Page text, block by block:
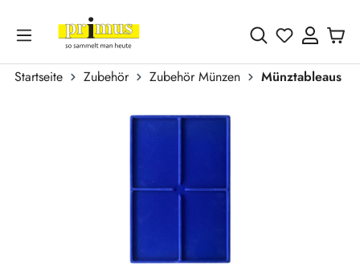
Zum Hauptinhalt springen
Du hast 0
Startseite Zubehör Zubehör Münzen
Münztableaus